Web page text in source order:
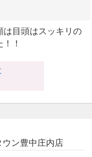
目頭はスッキリの
！
ン豊中庄内店